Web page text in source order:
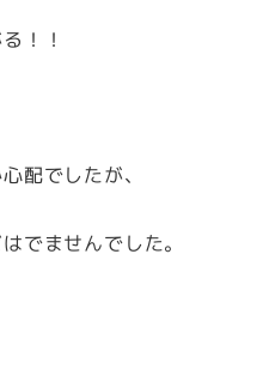
！！
配でしたが、
でませんでした。